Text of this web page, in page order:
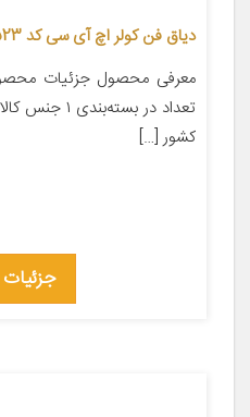
دیاق فن کولر اچ آی سی کد 3523 مناسب برای پراید
معرفی محصول جزئیات
کشور […]